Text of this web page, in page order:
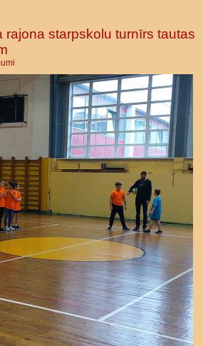
rajona starpskolu turnīrs tautas